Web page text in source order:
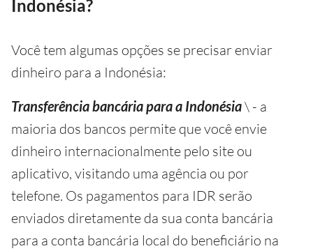
Indonésia?
Você tem algumas opções se precisar enviar
dinheiro para a Indonésia:
Transferência bancária para a Indonésia\ - a
maioria dos bancos permite que você envie
dinheiro internacionalmente pelo site ou
aplicativo, visitando uma agência ou por
telefone. Os pagamentos para IDR serão
enviados diretamente da sua conta bancária
para a conta bancária local do beneficiário na